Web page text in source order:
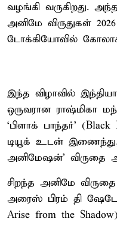
வழங்கி வருகிறது.
அனிமே விருதுகள்
டோக்கியோவில்
இந்த விழாவில்
ஒருவரான ராஷ்மிகா
‘பிளாக் பாந்தர்’
டியூக் உடன்
அனிமேஷன்' விருதை
சிறந்த அனிமே
அரைஸ் பிரம் தி
Arise from the